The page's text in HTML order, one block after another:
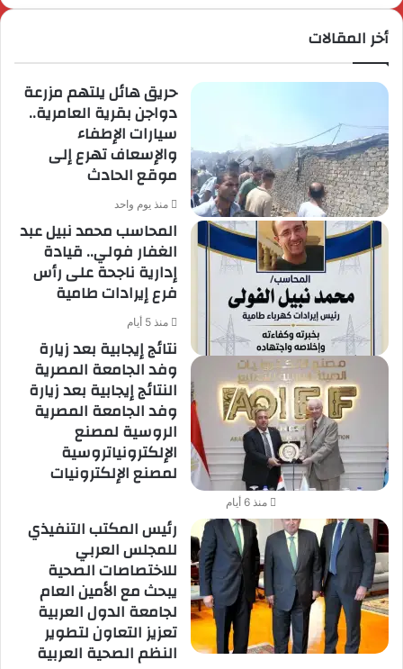
أخر المقالات
حريق هائل يلتهم مزرعة
دواجن بقرية العامرية..
سيارات الإطفاء
والإسعاف تهرع إلى
موقع الحادث
منذ يوم واحد
المحاسب محمد نبيل عبد
الغفار فولي.. قيادة
إدارية ناجحة على رأس
فرع إيرادات طامية
منذ 5 أيام
نتائج إيجابية بعد زيارة
وفد الجامعة المصرية
النتائج إيجابية بعد زيارة
وفد الجامعة المصرية
الروسية لمصنع
الإلكترونياتروسية
لمصنع الإلكترونيات
منذ 6 أيام
رئيس المكتب التنفيذي
للمجلس العربي
للاختصاصات الصحية
يبحث مع الأمين العام
لجامعة الدول العربية
تعزيز التعاون لتطوير
النظم الصحية العربية